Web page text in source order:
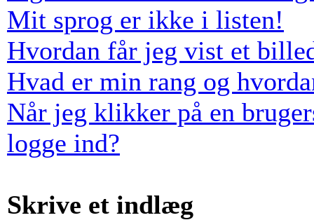
Mit sprog er ikke i listen!
Hvordan får jeg vist et
Hvad er min rang og
Når jeg klikker på en
logge ind?
Skrive et indlæg